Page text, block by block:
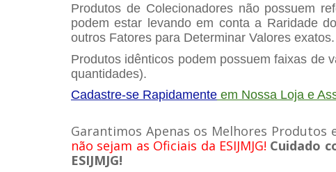
Produtos de Colecionadores não possuem
podem estar levando em conta a Raridade
outros Fatores para Determinar Valores exatos.
Produtos idênticos podem possuem faixas de
quantidades).
Cadastre-se Rapidamente em Nossa Loja e
Garantimos Apenas os Melhores Produtos
não sejam as Oficiais da ESIJMJG! Cuidado
ESIJMJG!